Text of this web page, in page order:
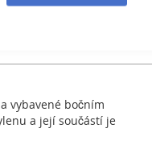
vybavené bočním
a její součástí je